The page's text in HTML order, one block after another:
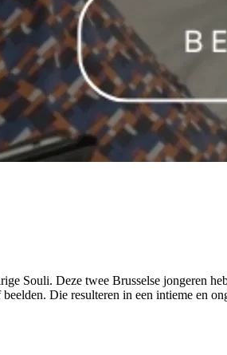
Souli. Deze twee Brusselse jongeren
Die resulteren in een intieme en